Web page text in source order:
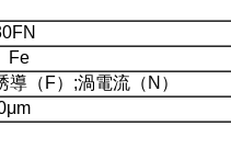
Fe
導（F）;渦電流（N）